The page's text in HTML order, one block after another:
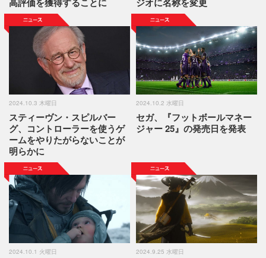
2024.10.3 木曜日
スティーヴン・スピルバー
グ、コントローラーを使うゲ
ームをやりたがらないことが
明らかに
2024.10.2 水曜日
セガ、『フットボールマネー
ジャー 25』の発売日を発表
2024.10.1 火曜日 2024.9.25 水曜日